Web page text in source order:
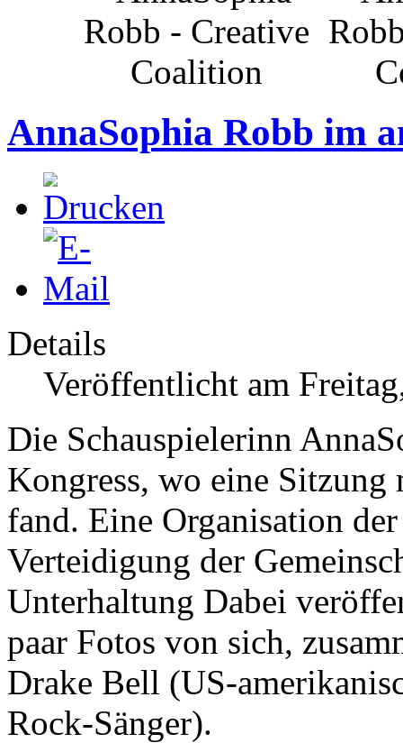
AnnaSophia Robb im
Details
Veröffentlicht am
Die Schauspielerinn
Kongress, wo eine Sitzung
fand. Eine Organisation
Verteidigung der
Unterhaltung Dabei
paar Fotos von sich,
Drake Bell (US-
Rock-Sänger).